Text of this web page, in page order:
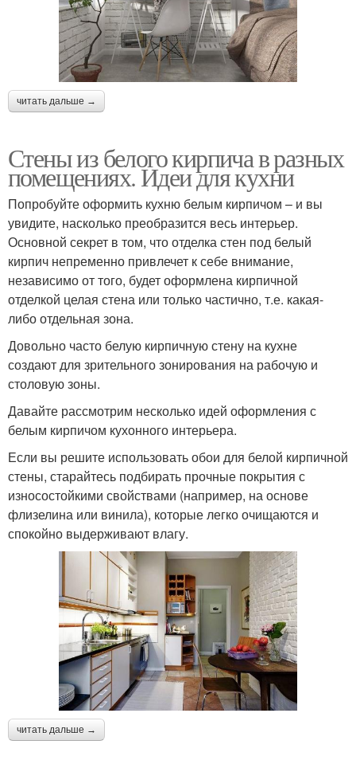
читать дальше →
Стены из белого кирпича в разных
помещениях. Идеи для кухни
Попробуйте оформить кухню белым кирпичом – и вы
увидите, насколько преобразится весь интерьер.
Основной секрет в том, что отделка стен под белый
кирпич непременно привлечет к себе внимание,
независимо от того, будет оформлена кирпичной
отделкой целая стена или только частично, т.е. какая-
либо отдельная зона.
Довольно часто белую кирпичную стену на кухне
создают для зрительного зонирования на рабочую и
столовую зоны.
Давайте рассмотрим несколько идей оформления с
белым кирпичом кухонного интерьера.
Если вы решите использовать обои для белой кирпичной
стены, старайтесь подбирать прочные покрытия с
износостойкими свойствами (например, на основе
флизелина или винила), которые легко очищаются и
спокойно выдерживают влагу.
читать дальше →